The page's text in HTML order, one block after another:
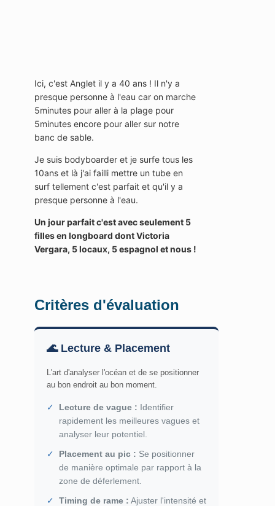
Ici, c'est Anglet il y a 40 ans ! Il n'y a
presque personne à l'eau car on marche
5minutes pour aller à la plage pour
5minutes encore pour aller sur notre
banc de sable.
Je suis bodyboarder et je surfe tous les
10ans et là j'ai failli mettre un tube en
surf tellement c'est parfait et qu'il y a
presque personne à l'eau.
Un jour parfait c'est avec seulement 5
filles en longboard dont Victoria
Vergara, 5 locaux, 5 espagnol et nous !
Critères d'évaluation
🌊 Lecture & Placement
L'art d'analyser l'océan et de se positionner
au bon endroit au bon moment.
✓ Lecture de vague : Identifier
rapidement les meilleures vagues et
analyser leur potentiel.
✓
Placement au pic : Se positionner
de manière optimale par rapport à la
zone de déferlement.
✓
Timing de rame : Ajuster l'intensité et